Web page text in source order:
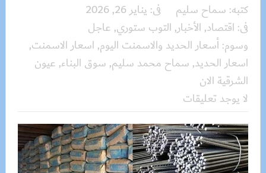
كتبه: سماح سليم فى: يناير 26, 2026
فى: اقتصاد, الأخبار, التوب ستوري, عاجل
وسوم:أسعار الحديد والاسمنت اليوم, اسعار الاسمنت,
اسعار الحديد, سماح محمد سليم, سوق البناء, عيون
الشرقية الان
لا يوجد تعليقات